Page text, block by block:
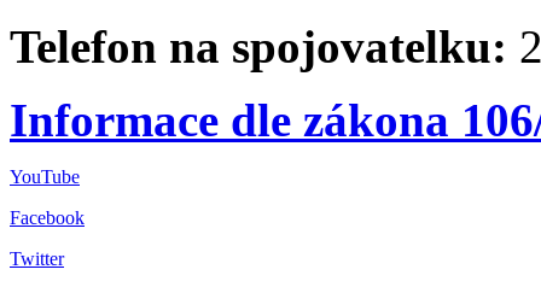
Telefon na spojovatelku:
Informace dle zákona
YouTube
Facebook
Twitter